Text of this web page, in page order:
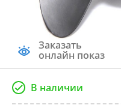
Заказать
онлайн показ
В наличии